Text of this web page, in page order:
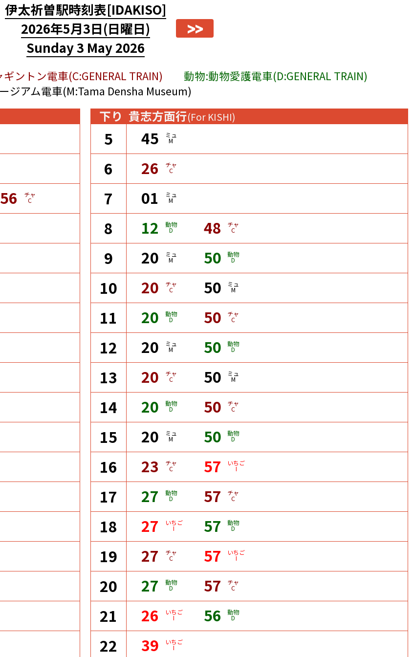
伊太祈曽駅時刻表[IDAKISO]
2026年5月3日(日曜日)
Sunday 3 May 2026
>>
ントン電車(C:GENERAL TRAIN)
動物:動物愛護電車(D:GENERAL TRAIN)
ジアム電車(M:Tama Densha Museum)
56 チャ
C
下り 貴志方面行(For KISHI)
5 45 ミュ
M
6 26 チャ
C
7 01 ミュ
M
8 12 動物
D 48 チャ
C
9 20 ミュ
M 50 動物
D
10 20 チャ
C 50 ミュ
M
11 20 動物
D 50 チャ
C
12 20 ミュ
M 50 動物
D
13 20 チャ
C 50 ミュ
M
14 20 動物
D 50 チャ
C
15 20 ミュ
M 50 動物
D
16 23 チャ
C 57 いちご
I
17 27 動物
D 57 チャ
C
18 27 いちご
I 57 動物
D
19 27 チャ
C 57 いちご
I
20 27 動物
D 57 チャ
C
21 26 いちご
I 56 動物
D
22 39 いちご
I